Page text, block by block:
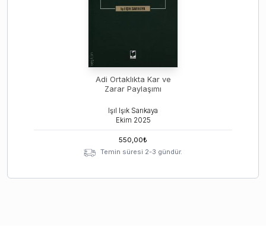
Adi Ortaklıkta Kar ve
Zarar Paylaşımı
Işıl Işık Sarıkaya
Ekim 2025
550,00₺
Temin süresi 2-3 gündür.